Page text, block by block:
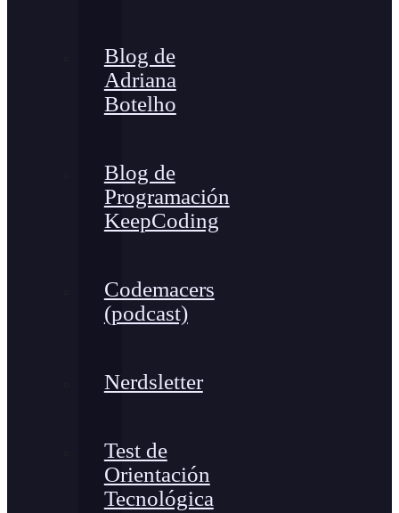
Blog de
Adriana
Botelho
Blog de
Programación
KeepCoding
Codemacers
(podcast)
Nerdsletter
Test de
Orientación
Tecnológica